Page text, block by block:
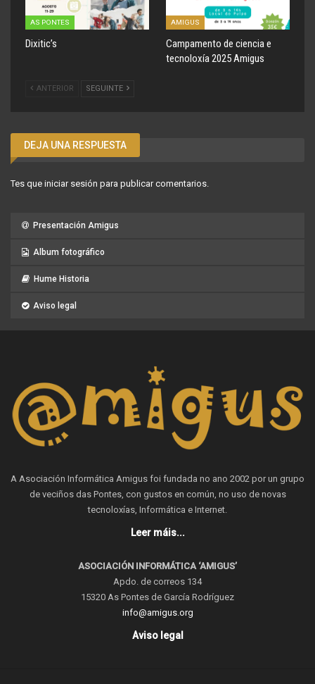
AS PONTES
Dixitic’s
AMIGUS
Campamento de ciencia e
tecnoloxía 2025 Amigus
ANTERIOR SEGUINTE
DEJA UNA RESPUESTA
Tes que iniciar sesión para publicar comentarios.
Presentación Amigus
Album fotográfico
Hume Historia
Aviso legal
A Asociación Informática Amigus foi fundada no ano 2002 por un grupo
de veciños das Pontes, con gustos en común, no uso de novas
tecnoloxías, Informática e Internet.
Leer máis...
ASOCIACIÓN INFORMÁTICA ‘AMIGUS’
Apdo. de correos 134
15320 As Pontes de García Rodríguez
info@amigus.org
Aviso legal